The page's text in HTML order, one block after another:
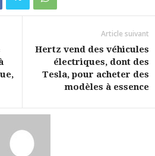
Article suivant
Hertz vend des véhicules
électriques, dont des
Tesla, pour acheter des
modèles à essence